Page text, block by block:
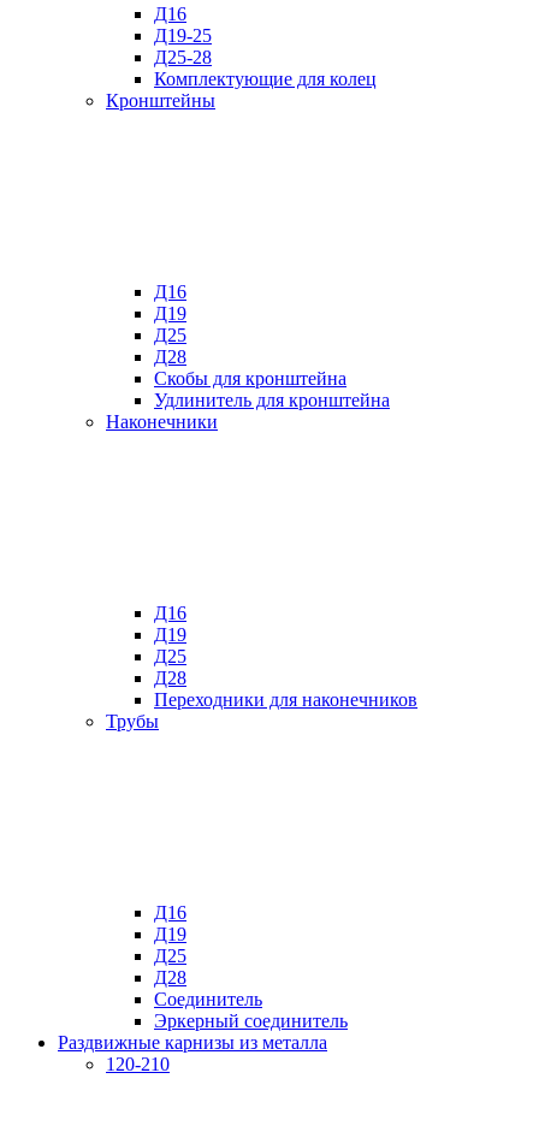
Д16
Д19-25
Д25-28
Комплектующие для колец
Кронштейны
Д16
Д19
Д25
Д28
Скобы для кронштейна
Удлинитель для кронштейна
Наконечники
Д16
Д19
Д25
Д28
Переходники для наконечников
Трубы
Д16
Д19
Д25
Д28
Соединитель
Эркерный соединитель
Раздвижные карнизы из металла
120-210